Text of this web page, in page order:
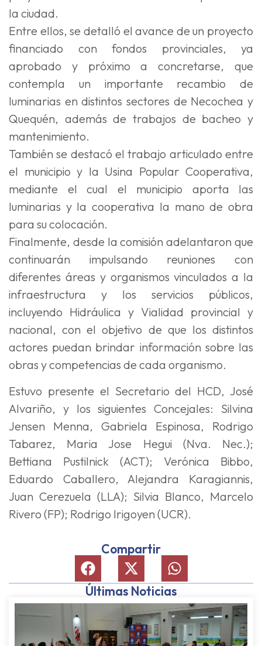
la ciudad.
Entre ellos, se detalló el avance de un proyecto
financiado con fondos provinciales, ya
aprobado y próximo a concretarse, que
contempla un importante recambio de
luminarias en distintos sectores de Necochea y
Quequén, además de trabajos de bacheo y
mantenimiento.
También se destacó el trabajo articulado entre
el municipio y la Usina Popular Cooperativa,
mediante el cual el municipio aporta las
luminarias y la cooperativa la mano de obra
para su colocación.
Finalmente, desde la comisión adelantaron que
continuarán impulsando reuniones con
diferentes áreas y organismos vinculados a la
infraestructura y los servicios públicos,
incluyendo Hidráulica y Vialidad provincial y
nacional, con el objetivo de que los distintos
actores puedan brindar información sobre las
obras y competencias de cada organismo.
Estuvo presente el Secretario del HCD, José
Alvariño, y los siguientes Concejales: Silvina
Jensen Menna, Gabriela Espinosa, Rodrigo
Tabarez, Maria Jose Hegui (Nva. Nec.);
Bettiana Pustilnick (ACT); Verónica Bibbo,
Eduardo Caballero, Alejandra Karagiannis,
Juan Cerezuela (LLA); Silvia Blanco, Marcelo
Rivero (FP); Rodrigo Irigoyen (UCR).
Compartir
Últimas Noticias